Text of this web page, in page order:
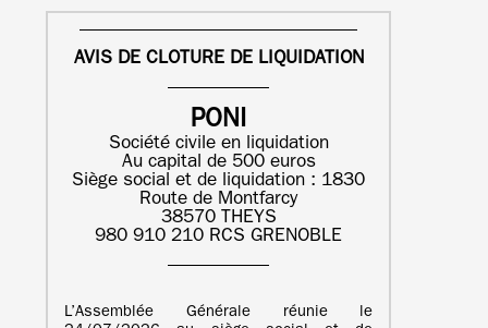
AVIS DE CLOTURE DE LIQUIDATION
PONI
Société civile en liquidation
Au capital de 500 euros
Siège social et de liquidation : 1830
Route de Montfarcy
38570 THEYS
980 910 210 RCS GRENOBLE
L’Assemblée Générale réunie le